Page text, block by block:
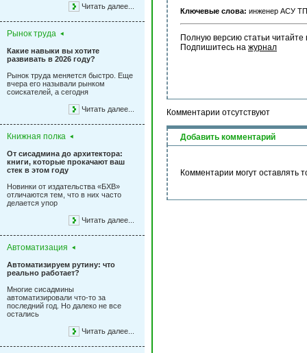
Читать далее...
Рынок труда
Какие навыки вы хотите
развивать в 2026 году?
Рынок труда меняется быстро. Еще
вчера его называли рынком
соискателей, а сегодня
Читать далее...
Книжная полка
От сисадмина до архитектора:
книги, которые прокачают ваш
стек в этом году
Новинки от издательства «БХВ»
отличаются тем, что в них часто
делается упор
Читать далее...
Автоматизация
Автоматизируем рутину: что
реально работает?
Многие сисадмины
автоматизировали что-то за
последний год. Но далеко не все
остались
Читать далее...
Ключевые слова: инженер АСУ ТП,
Полную версию статьи читайте
Подпишитесь на журнал
Комментарии отсутствуют
Добавить комментарий
Комментарии могут оставлять